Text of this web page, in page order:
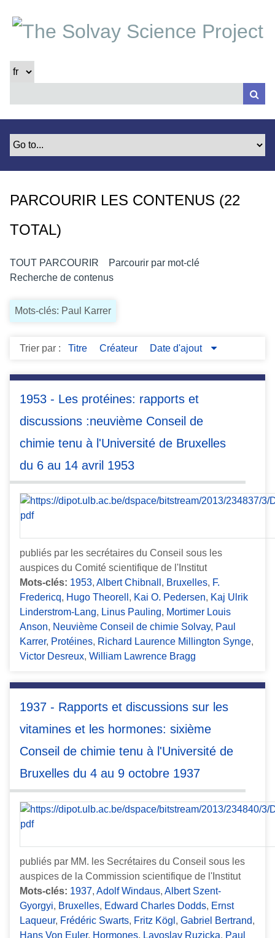
t
PARCOURIR LES CONTENUS (22
TOTAL)
TOUT PARCOURIR
Parcourir par mot-clé
Recherche de contenus
Mots-clés: Paul Karrer
Trier par : Titre Créateur Date d'ajout
1953 - Les protéines: rapports et
discussions :neuvième Conseil de
chimie tenu à l'Université de Bruxelles
du 6 au 14 avril 1953
publiés par les secrétaires du Conseil sous les
auspices du Comité scientifique de l'Institut
Mots-clés: 1953, Albert Chibnall , Bruxelles, F.
Fredericq, Hugo Theorell , Kai O. Pedersen, Kaj Ulrik
Linderstrom-Lang, Linus Pauling, Mortimer Louis
Anson, Neuvième Conseil de chimie Solvay, Paul
Karrer, Protéines, Richard Laurence Millington Synge,
Victor Desreux, William Lawrence Bragg
1937 - Rapports et discussions sur les
vitamines et les hormones: sixième
Conseil de chimie tenu à l'Université de
Bruxelles du 4 au 9 octobre 1937
publiés par MM. les Secrétaires du Conseil sous les
auspices de la Commission scientifique de l'Institut
Mots-clés: 1937, Adolf Windaus, Albert Szent-
Gyorgyi, Bruxelles, Edward Charles Dodds, Ernst
Laqueur, Frédéric Swarts, Fritz Kögl , Gabriel Bertrand,
Hans Von Euler, Hormones, Lavoslav Ruzicka, Paul